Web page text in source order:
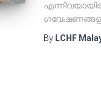
By LCHF